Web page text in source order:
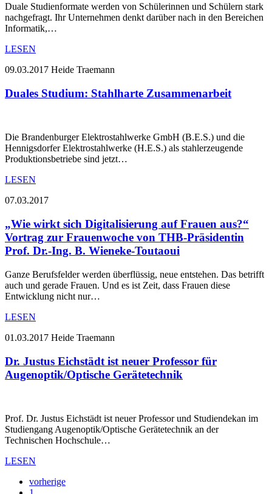
Duale Studienformate werden von Schülerinnen und Schülern stark
nachgefragt. Ihr Unternehmen denkt darüber nach in den Bereichen
Informatik,…
LESEN
09.03.2017 Heide Traemann
Duales Studium: Stahlharte Zusammenarbeit
Die Brandenburger Elektrostahlwerke GmbH (B.E.S.) und die
Hennigsdorfer Elektrostahlwerke (H.E.S.) als stahlerzeugende
Produktionsbetriebe sind jetzt…
LESEN
07.03.2017
„Wie wirkt sich Digitalisierung auf Frauen aus?“
Vortrag zur Frauenwoche von THB-Präsidentin
Prof. Dr.-Ing. B. Wieneke-Toutaoui
Ganze Berufsfelder werden überflüssig, neue entstehen. Das betrifft
auch und gerade Frauen. Und es ist Zeit, dass Frauen diese
Entwicklung nicht nur…
LESEN
01.03.2017 Heide Traemann
Dr. Justus Eichstädt ist neuer Professor für
Augenoptik/Optische Gerätetechnik
Prof. Dr. Justus Eichstädt ist neuer Professor und Studiendekan im
Studiengang Augenoptik/Optische Gerätetechnik an der
Technischen Hochschule…
LESEN
vorherige